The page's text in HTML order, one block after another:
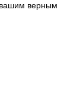
вашим верным